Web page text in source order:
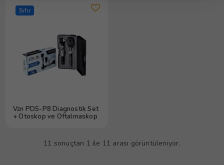
Sıfır
Vzn PDS-P8 Diagnostik Set
+ Otoskop ve Oftalmaskop
11 sonuçtan 1 ile 11 arası görüntüleniyor.